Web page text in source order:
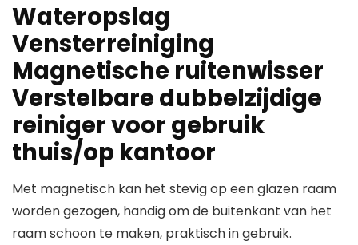
Wateropslag
Vensterreiniging
Magnetische ruitenwisser
Verstelbare dubbelzijdige
reiniger voor gebruik
thuis/op kantoor
Met magnetisch kan het stevig op een glazen raam
worden gezogen, handig om de buitenkant van het
raam schoon te maken, praktisch in gebruik.